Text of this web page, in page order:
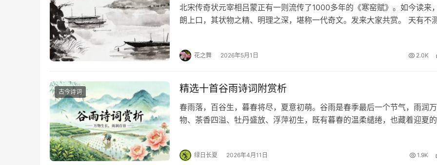
北宋传奇状元宰相吕蒙正有一则流传了1000多年的《寒窑赋》。如今读来
朗上口，其状物之精、明理之深，堪称一代奇文。发来大家共赏。 天有不
花之舞 2026年5月1日 2.0K
古今诗词 精选十首谷雨诗词附赏析
春雨落，百谷生，暮春将尽，夏意初萌。谷雨是春季最后一个节气，雨润万
物、茶香四溢、牡丹盛放、浮萍初生，既有暮春的温柔缱绻，也藏着迎夏
绿日长夏 2026年4月11日 1.9K